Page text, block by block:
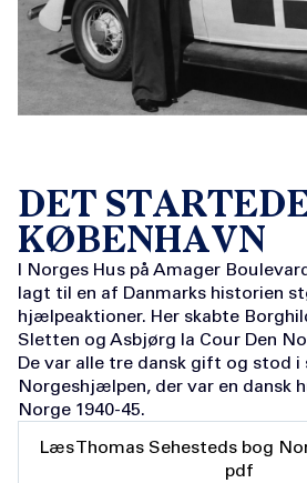
DET
KØBENHAVN
I Norges Hus på Amager
lagt til en af Danmarks historien
hjælpeaktioner. Her skabte
Sletten og Asbjørg la Cour Den
De var alle tre dansk gift og stod i
Norgeshjælpen, der var en dansk
Norge 1940-45.
Læs Thomas Sehesteds bog
pdf